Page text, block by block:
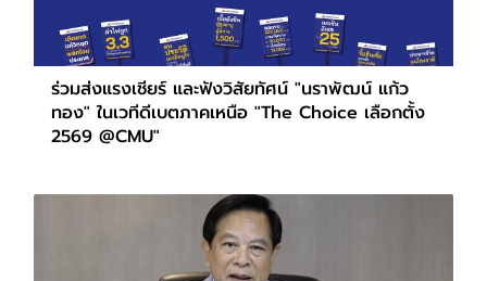
ร่วมส่งแรงเชียร์ และฟังวิสัยทัศน์ "นราพัฒน์ แก้ว
ทอง" ในเวทีดีเบตภาคเหนือ "The Choice เลือกตั้ง
2569 @CMU"